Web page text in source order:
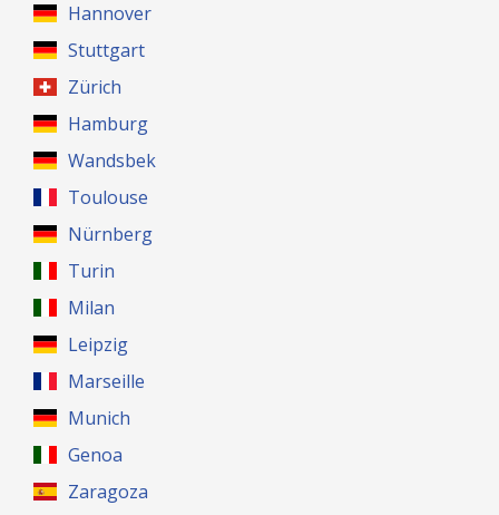
Hannover
Stuttgart
Zürich
Hamburg
Wandsbek
Toulouse
Nürnberg
Turin
Milan
Leipzig
Marseille
Munich
Genoa
Zaragoza